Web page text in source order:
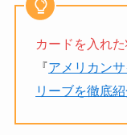
カードを入れ
『アメリカン
リーブを徹底